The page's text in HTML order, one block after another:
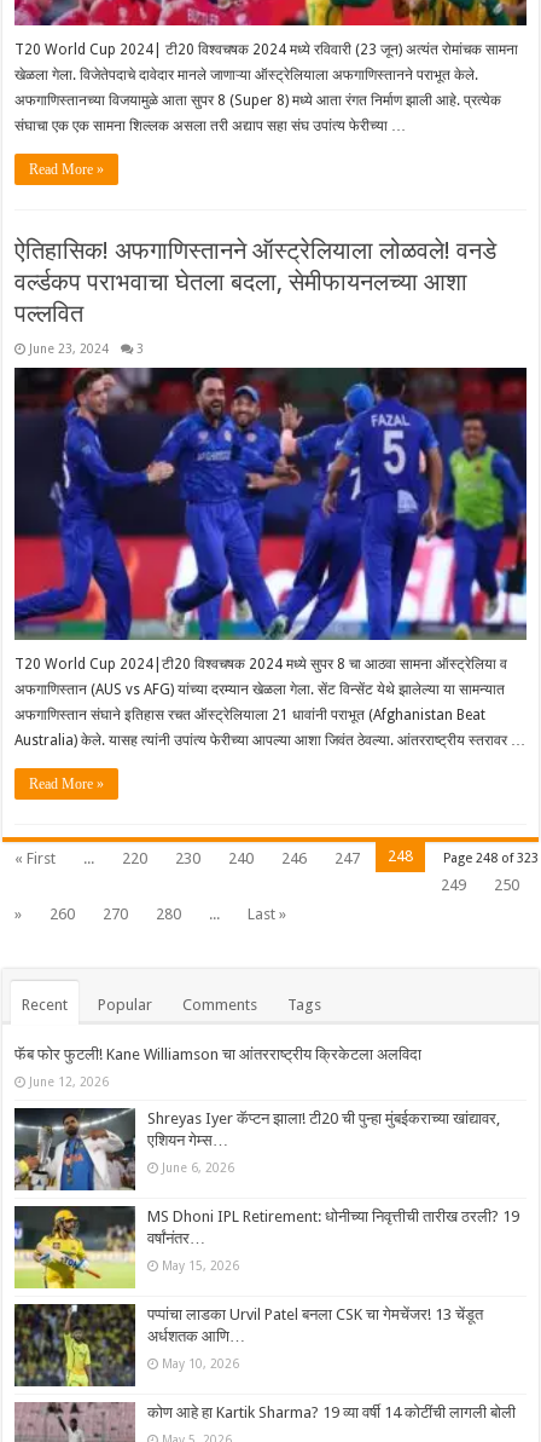
T20 World Cup 2024| टी20 विश्वचषक 2024 मध्ये रविवारी (23 जून) अत्यंत रोमांचक सामना
खेळला गेला. विजेतेपदाचे दावेदार मानले जाणाऱ्या ऑस्ट्रेलियाला अफगाणिस्तानने पराभूत केले.
अफगाणिस्तानच्या विजयामुळे आता सुपर 8 (Super 8) मध्ये आता रंगत निर्माण झाली आहे. प्रत्येक
संघाचा एक एक सामना शिल्लक असला तरी अद्याप सहा संघ उपांत्य फेरीच्या …
Read More »
ऐतिहासिक! अफगाणिस्तानने ऑस्ट्रेलियाला लोळवले! वनडे
वर्ल्डकप पराभवाचा घेतला बदला, सेमीफायनलच्या आशा
पल्लवित
June 23, 2024 3
T20 World Cup 2024|टी20 विश्वचषक 2024 मध्ये सुपर 8 चा आठवा सामना ऑस्ट्रेलिया व
अफगाणिस्तान (AUS vs AFG) यांच्या दरम्यान खेळला गेला. सेंट विन्सेंट येथे झालेल्या या सामन्यात
अफगाणिस्तान संघाने इतिहास रचत ऑस्ट्रेलियाला 21 धावांनी पराभूत (Afghanistan Beat
Australia) केले. यासह त्यांनी उपांत्य फेरीच्या आपल्या आशा जिवंत ठेवल्या. आंतरराष्ट्रीय स्तरावर …
Read More »
Page 248 of 323
« First ... 220 230 240 246 247
248
249
250
»
260 270 280 ... Last »
Recent Popular Comments Tags
फॅब फोर फुटली! Kane Williamson चा आंतरराष्ट्रीय क्रिकेटला अलविदा
June 12, 2026
Shreyas Iyer कॅप्टन झाला! टी20 ची पुन्हा मुंबईकराच्या खांद्यावर,
एशियन गेम्स…
June 6, 2026
MS Dhoni IPL Retirement: धोनीच्या निवृत्तीची तारीख ठरली? 19
वर्षांनंतर…
May 15, 2026
पप्पांचा लाडका Urvil Patel बनला CSK चा गेमचेंजर! 13 चेंडूत
अर्धशतक आणि…
May 10, 2026
कोण आहे हा Kartik Sharma? 19 व्या वर्षी 14 कोटींची लागली बोली